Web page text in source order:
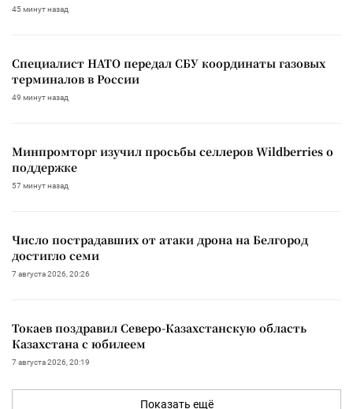
45 минут назад
Специалист НАТО передал СБУ координаты газовых
терминалов в России
49 минут назад
Минпромторг изучил просьбы селлеров Wildberries о
поддержке
57 минут назад
Число пострадавших от атаки дрона на Белгород
достигло семи
7 августа 2026, 20:26
Токаев поздравил Северо-Казахстанскую область
Казахстана с юбилеем
7 августа 2026, 20:19
Показать ещё